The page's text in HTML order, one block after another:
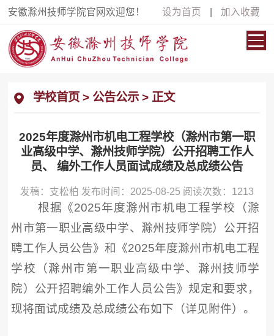
安徽滁州技师学院官网欢迎您！ 设为首页 加入收藏
学校首页 > 公告公示 > 正文
2025年度滁州市机电工程学校（滁州市第一职
业高级中学、滁州技师学院）公开招聘工作人
员、 编外工作人员面试成绩及总成绩公告
发稿：支松柏 发布时间：2025-08-25 阅读次数： 1213
根据《2025年度滁州市机电工程学校（滁
州市第一职业高级中学、滁州技师学院）公开招
聘工作人员公告》和《2025年度滁州市机电工程
学校（滁州市第一职业高级中学、滁州技师学
院）公开招聘编外工作人员公告》规定和要求，
现将面试成绩及总成绩公布如下（详见附件）。